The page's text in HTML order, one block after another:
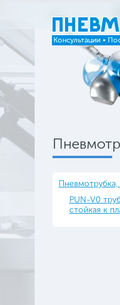
Пневмотрубка,
PUN-V0
стойкая к